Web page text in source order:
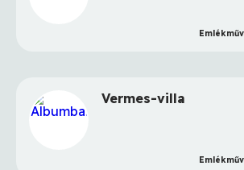
Vermes-villa